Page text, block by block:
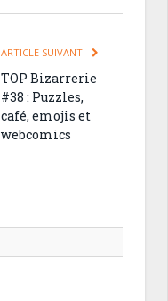
ARTICLE SUIVANT
TOP Bizarrerie
#38 : Puzzles,
café, emojis et
webcomics